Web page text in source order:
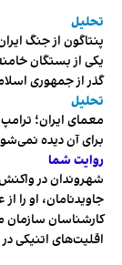
تحلیل
پنتاگون از جنگ
یکی از بستگان
گذر از جمهوری
تحلیل
معمای ایران؛
برای آن دیده
روایت شما
شهروندان در واکنش
جاویدنامان، او را
کارشناسان
اقلیت‌های اتنیکی